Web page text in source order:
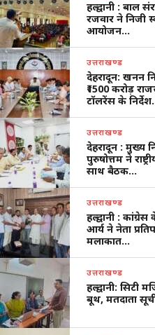
हल्द्वानी : बाल
रजवार ने निजी
आयोजन…
उत्तराखण्ड
देहरादून: खनन
₹1500 करोड़
टॉलरेंस के
उत्तराखण्ड
देहरादून : मुख्य
पुरुषोत्तम ने
साथ बैठक…
उत्तराखण्ड
हल्द्वानी :
आर्य ने नेता
मलाकात…
उत्तराखण्ड
हल्द्वानी: सिटी
बूथ, मतदाता